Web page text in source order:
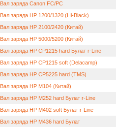
Вал заряда Canon FC/PC
Вал заряда HP 1200/1320 (Hi-Black)
Вал заряда HP 2100/2420 (Китай)
Вал заряда HP 5000/5200 (Китай)
Вал заряда HP CP1215 hard Булат r-Line
Вал заряда HP CP1215 soft (Delacamp)
Вал заряда HP CP5225 hard (TMS)
Вал заряда HP M104 (Китай)
Вал заряда HP M252 hard Булат r-Line
Вал заряда HP M402 soft Булат r-Line
Вал заряда HP M436 hard Булат